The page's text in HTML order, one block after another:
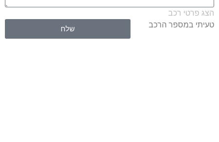
הצג פרטי רכב
טעיתי במספר הרכב
שלח